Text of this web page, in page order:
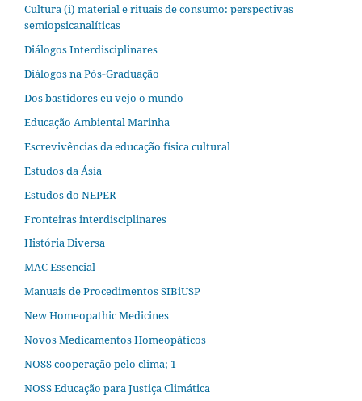
Cultura (i) material e rituais de consumo: perspectivas
semiopsicanalíticas
Diálogos Interdisciplinares
Diálogos na Pós‐Graduação
Dos bastidores eu vejo o mundo
Educação Ambiental Marinha
Escrevivências da educação física cultural
Estudos da Ásia​
Estudos do NEPER
Fronteiras interdisciplinares
História Diversa
MAC Essencial
Manuais de Procedimentos SIBiUSP
New Homeopathic Medicines
Novos Medicamentos Homeopáticos
NOSS cooperação pelo clima; 1
NOSS Educação para Justiça Climática